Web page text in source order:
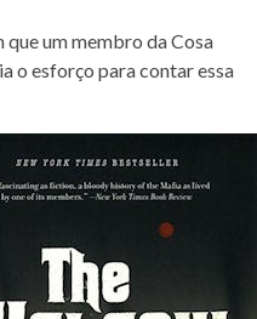
um membro da Cosa
o esforço para contar essa